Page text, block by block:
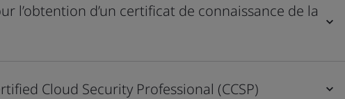
l’obtention d’un certificat de connaissance de la
Cloud Security Professional (CCSP)